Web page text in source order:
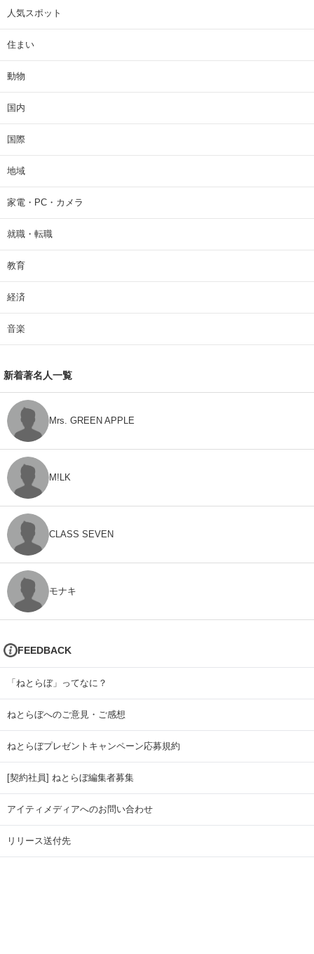
人気スポット
住まい
動物
国内
国際
地域
家電・PC・カメラ
就職・転職
教育
経済
音楽
新着著名人一覧
Mrs. GREEN APPLE
M!LK
CLASS SEVEN
モナキ
FEEDBACK
「ねとらぼ」ってなに？
ねとらぼへのご意見・ご感想
ねとらぼプレゼントキャンペーン応募規約
[契約社員] ねとらぼ編集者募集
アイティメディアへのお問い合わせ
リリース送付先